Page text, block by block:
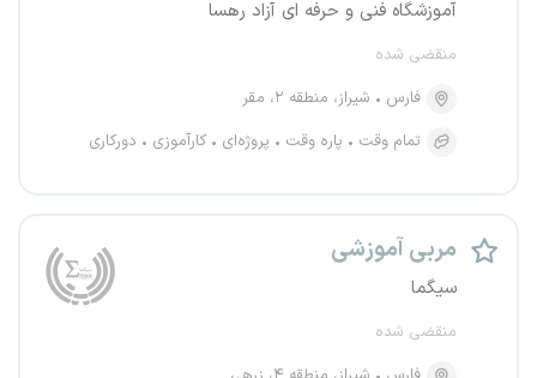
آموزشگاه فنی و حرفه ای آزاد رهسا
منقضی شده
فارس
شیراز، منطقه ۲، مقر
تمام وقت
پاره وقت پروژه‌ای کارآموزی دورکاری
مربی آموزشی
سیگما
منقضی شده